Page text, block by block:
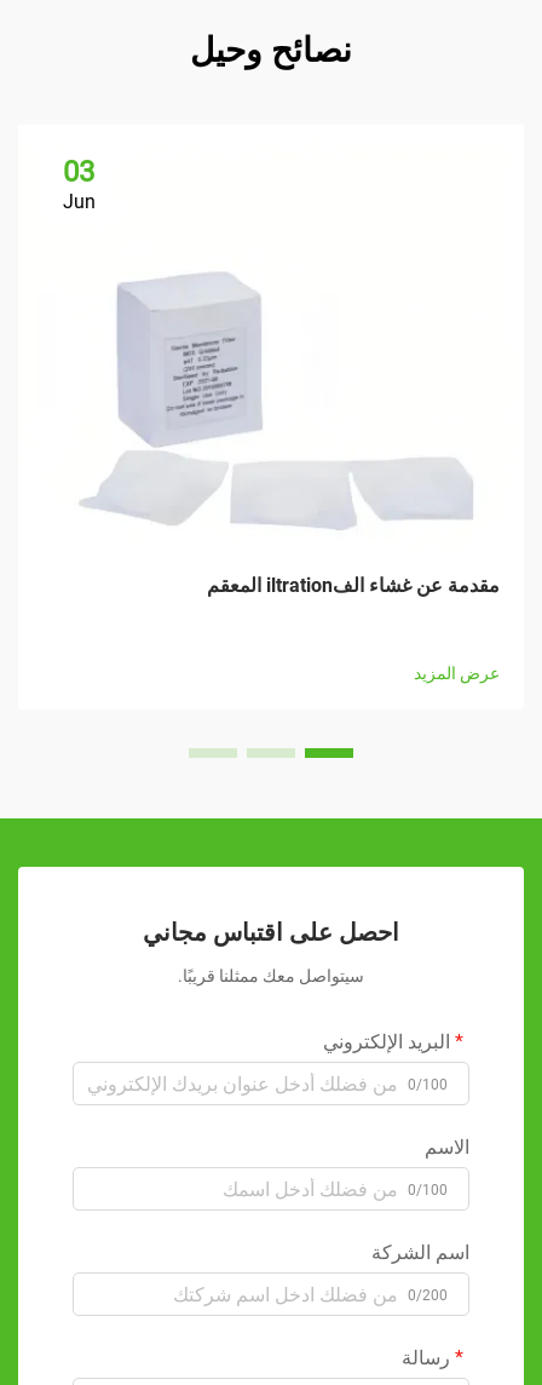
نصائح وحيل
03
Jun
مقدمة عن غشاء الفiltration المعقم
عرض المزيد
احصل على اقتباس مجاني
سيتواصل معك ممثلنا قريبًا.
البريد الإلكتروني
0/100
الاسم
0/100
اسم الشركة
0/200
رسالة